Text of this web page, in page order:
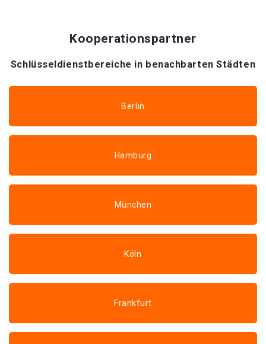
Kooperationspartner
Schlüsseldienstbereiche in benachbarten Städten
Berlin
Hamburg
München
Köln
Frankfurt